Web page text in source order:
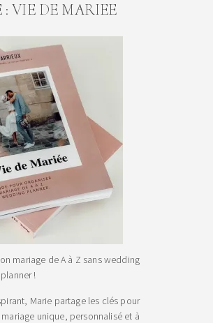
VIE DE MARIEE
mariage de A à Z sans wedding
planner !
Marie partage les clés pour
unique, personnalisé et à